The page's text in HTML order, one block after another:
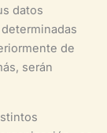
datos
de
serán